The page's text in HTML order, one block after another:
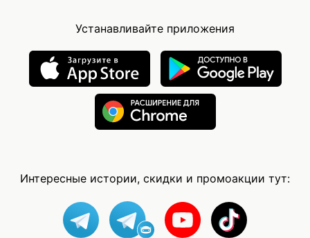
Устанавливайте приложения
Интересные истории, скидки и промоакции тут: